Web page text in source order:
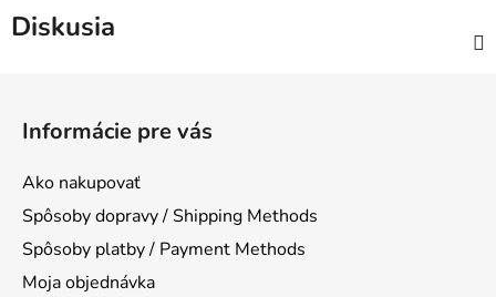
Diskusia
Informácie pre vás
Ako nakupovať
Spôsoby dopravy / Shipping Methods
Spôsoby platby / Payment Methods
Moja objednávka